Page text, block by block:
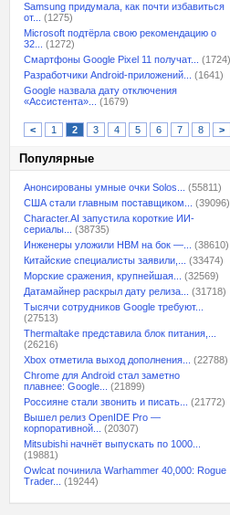
Samsung придумала, как почти избавиться
от...
(1275)
Microsoft подтёрла свою рекомендацию о
32...
(1272)
Смартфоны Google Pixel 11 получат...
(1724)
Разработчики Android-приложений...
(1641)
Google назвала дату отключения
«Ассистента»...
(1679)
< 1 2 3 4 5 6 7 8 >
Популярные
Анонсированы умные очки Solos...
(55811)
США стали главным поставщиком...
(39096)
Character.AI запустила короткие ИИ-
сериалы...
(38735)
Инженеры уложили HBM на бок —...
(38610)
Китайские специалисты заявили,...
(33474)
Морские сражения, крупнейшая...
(32569)
Датамайнер раскрыл дату релиза...
(31718)
Тысячи сотрудников Google требуют...
(27513)
Thermaltake представила блок питания,...
(26216)
Xbox отметила выход дополнения...
(22788)
Chrome для Android стал заметно
плавнее: Google...
(21899)
Россияне стали звонить и писать...
(21772)
Вышел релиз OpenIDE Pro —
корпоративной...
(20307)
Mitsubishi начнёт выпускать по 1000...
(19881)
Owlcat починила Warhammer 40,000: Rogue
Trader...
(19244)